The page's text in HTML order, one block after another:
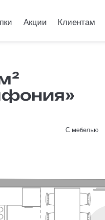
Акции Клиентам
С мебелью